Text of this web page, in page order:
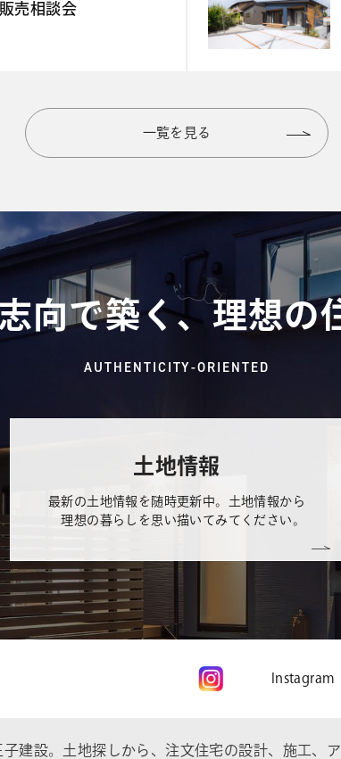
売相談会
一覧を見る
向で築く、理想の
AUTHENTICITY-ORIENTED
土地情報
最新の土地情報を随時更新中。土地情報から
理想の暮らしを思い描いてみてください。
Instagram
建設。土地探しから、注文住宅の設計、施工、